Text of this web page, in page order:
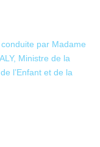
par Madame
Ministre de la
l’Enfant et de la